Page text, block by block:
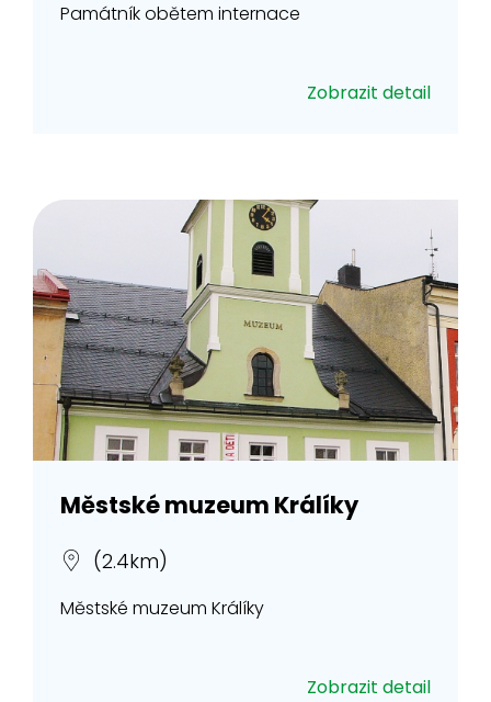
Památník obětem internace
Zobrazit detail
Městské muzeum Králíky
(2.4km)
Městské muzeum Králíky
Zobrazit detail